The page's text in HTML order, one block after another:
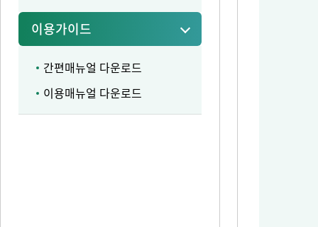
이용가이드
간편매뉴얼 다운로드
이용매뉴얼 다운로드